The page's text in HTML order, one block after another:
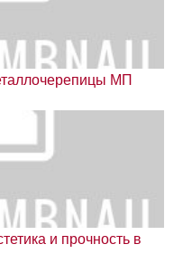
МП
и прочность в